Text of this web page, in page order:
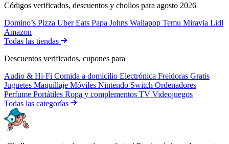
Códigos verificados, descuentos y chollos para agosto 2026
Domino’s Pizza Uber Eats Papa Johns Wallapop Temu Miravia Lidl
Amazon
Todas las tiendas
Descuentos verificados, cupones para
Audio & Hi-Fi Comida a domicilio Electrónica Freidoras Gratis
Juguetes Maquillaje Móviles Nintendo Switch Ordenadores
Perfume Portátiles Ropa y complementos TV Videojuegos
Todas las categorías